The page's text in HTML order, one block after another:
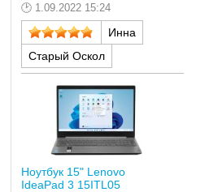
1.09.2022 15:24
Инна
Старый Оскол
Ноутбук 15" Lenovo
IdeaPad 3 15ITL05